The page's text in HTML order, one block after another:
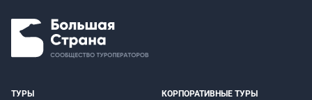
ТУРЫ КОРПОРАТИВНЫЕ ТУРЫ